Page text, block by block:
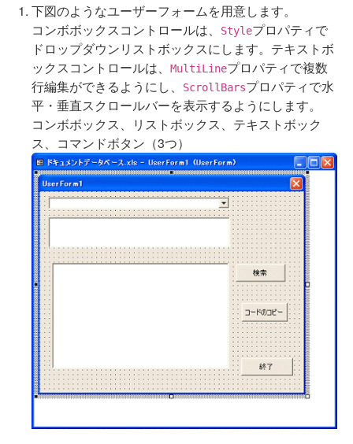
下図のようなユーザーフォームを用意します。
コンボボックスコントロールは、
Styleプロパティで
ドロップダウンリストボックスにします。テキストボ
ックスコントロールは、
MultiLineプロパティで複数
行編集ができるようにし、
ScrollBarsプロパティで水
平・垂直スクロールバーを表示するようにします。
コンボボックス、リストボックス、テキストボック
ス、コマンドボタン（3つ）